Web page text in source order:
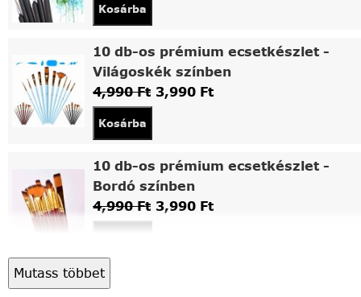
Kosárba
10 db-os prémium ecsetkészlet -
Világoskék színben
4,990Ft 3,990 Ft
Kosárba
10 db-os prémium ecsetkészlet -
Bordó színben
4,990Ft 3,990 Ft
Asztali fa festőállvány
Mutass többet